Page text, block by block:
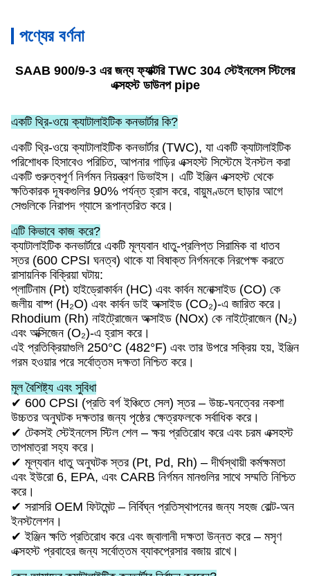
পণ্যের বর্ণনা
SAAB 900/9-3 এর জন্য ফ্যাক্টরি TWC 304 স্টেইনলেস স্টিলের
এক্সহস্ট ডাউনপ pipe
একটি থ্রি-ওয়ে ক্যাটালাইটিক কনভার্টার কি?
একটি থ্রি-ওয়ে ক্যাটালাইটিক কনভার্টার (TWC), যা একটি ক্যাটালাইটিক
পরিশোধক হিসাবেও পরিচিত, আপনার গাড়ির এক্সহস্ট সিস্টেমে ইনস্টল করা
একটি গুরুত্বপূর্ণ নির্গমন নিয়ন্ত্রণ ডিভাইস। এটি ইঞ্জিন এক্সহস্ট থেকে
ক্ষতিকারক দূষকগুলির 90% পর্যন্ত হ্রাস করে, বায়ুমণ্ডলে ছাড়ার আগে
সেগুলিকে নিরাপদ গ্যাসে রূপান্তরিত করে।
এটি কিভাবে কাজ করে?
ক্যাটালাইটিক কনভার্টারে একটি মূল্যবান ধাতু-প্রলিপ্ত সিরামিক বা ধাতব
স্তর (600 CPSI ঘনত্ব) থাকে যা বিষাক্ত নির্গমনকে নিরপেক্ষ করতে
রাসায়নিক বিক্রিয়া ঘটায়:
প্লাটিনাম (Pt) হাইড্রোকার্বন (HC) এবং কার্বন মনোক্সাইড (CO) কে
জলীয় বাষ্প (H₂O) এবং কার্বন ডাই অক্সাইড (CO₂)-এ জারিত করে।
Rhodium (Rh) নাইট্রোজেন অক্সাইড (NOx) কে নাইট্রোজেন (N₂)
এবং অক্সিজেন (O₂)-এ হ্রাস করে।
এই প্রতিক্রিয়াগুলি 250°C (482°F) এবং তার উপরে সক্রিয় হয়, ইঞ্জিন
গরম হওয়ার পরে সর্বোত্তম দক্ষতা নিশ্চিত করে।
মূল বৈশিষ্ট্য এবং সুবিধা
✔ 600 CPSI (প্রতি বর্গ ইঞ্চিতে সেল) স্তর – উচ্চ-ঘনত্বের নকশা
উচ্চতর অনুঘটক দক্ষতার জন্য পৃষ্ঠের ক্ষেত্রফলকে সর্বাধিক করে।
✔ টেকসই স্টেইনলেস স্টিল শেল – ক্ষয় প্রতিরোধ করে এবং চরম এক্সহস্ট
তাপমাত্রা সহ্য করে।
✔ মূল্যবান ধাতু অনুঘটক স্তর (Pt, Pd, Rh) – দীর্ঘস্থায়ী কর্মক্ষমতা
এবং ইউরো 6, EPA, এবং CARB নির্গমন মানগুলির সাথে সম্মতি নিশ্চিত
করে।
✔ সরাসরি OEM ফিটমেন্ট – নির্বিঘ্ন প্রতিস্থাপনের জন্য সহজ বোল্ট-অন
ইনস্টলেশন।
✔ ইঞ্জিন ক্ষতি প্রতিরোধ করে এবং জ্বালানী দক্ষতা উন্নত করে – মসৃণ
এক্সহস্ট প্রবাহের জন্য সর্বোত্তম ব্যাকপ্রেসার বজায় রাখে।